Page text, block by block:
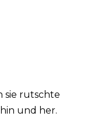
sie rutschte
und her.